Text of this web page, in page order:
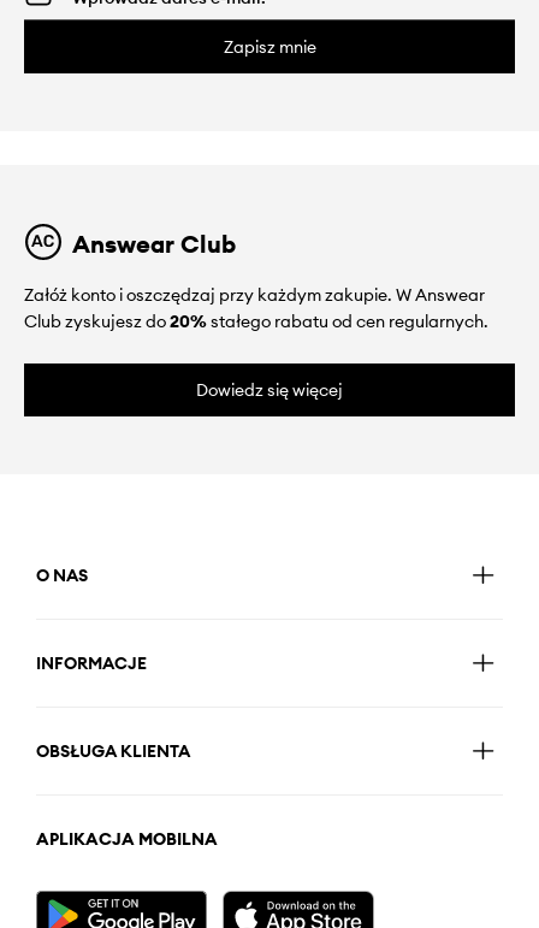
Zapisz mnie
Answear Club
Załóż konto i oszczędzaj przy każdym zakupie. W Answear
Club zyskujesz do20%stałego rabatu od cen regularnych.
Dowiedz się więcej
O NAS
INFORMACJE
OBSŁUGA KLIENTA
APLIKACJA MOBILNA